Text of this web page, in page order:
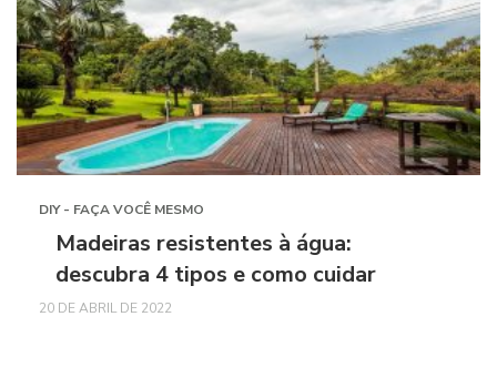
DIY - FAÇA VOCÊ MESMO
Madeiras resistentes à água:
descubra 4 tipos e como cuidar
20 DE ABRIL DE 2022